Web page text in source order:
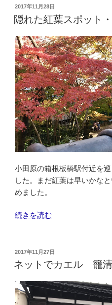
ー
ル
カ
エ
ル”
の
投
稿
日:
2017年11月28日
隠れた紅葉スポット
小田原の箱根板橋駅付近を
した。まだ紅葉は早いかな
めました。
“隠
紅
葉
ポ
ッ
続きを読む
投
稿
日:
2017年11月27日
ネットでカエル 籠